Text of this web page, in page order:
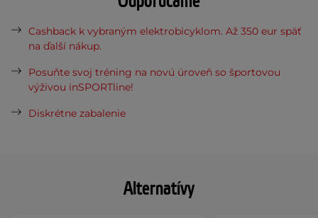
Alternatívy
Cashback k vybraným elektrobicyklom. Až 350 eur späť
na ďalší nákup.
Posuňte svoj tréning na novú úroveň so športovou
výživou inSPORTline!
Diskrétne zabalenie